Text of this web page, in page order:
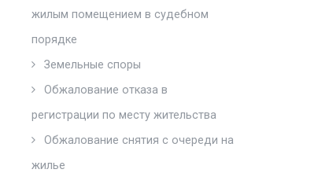
жилым помещением в судебном
порядке
Земельные споры
Обжалование отказа в
регистрации по месту жительства
Обжалование снятия с очереди на
жилье